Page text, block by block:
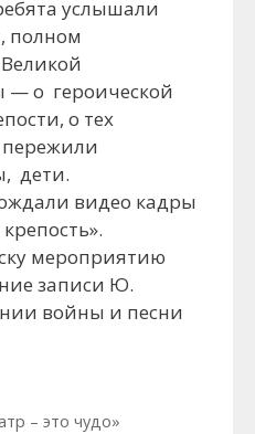
услышали
полном
— о героической
о тех
дети.
видео кадры
мероприятию
записи Ю.
войны и песни
– это чудо»